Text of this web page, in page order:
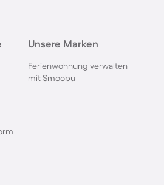
Unsere Marken
Ferienwohnung verwalten
mit Smoobu